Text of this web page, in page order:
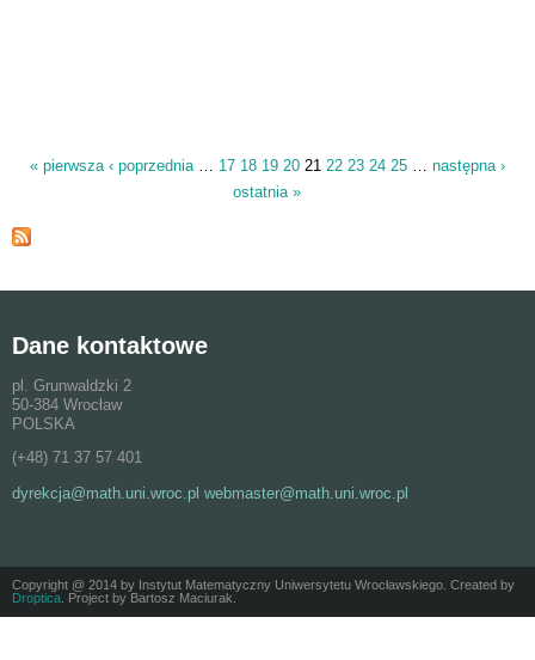
« pierwsza ‹ poprzednia 17 18 19 20 21 22 23 24 25
następna ›
ostatnia »
Dane kontaktowe
pl. Grunwaldzki 2
50-384 Wrocław
POLSKA
(+48) 71 37 57 401
dyrekcja@math.uni.wroc.pl webmaster@math.uni.wroc.pl
Copyright @ 2014 by Instytut Matematyczny Uniwersytetu Wrocławskiego. Created by
Droptica . Project by Bartosz Maciurak.